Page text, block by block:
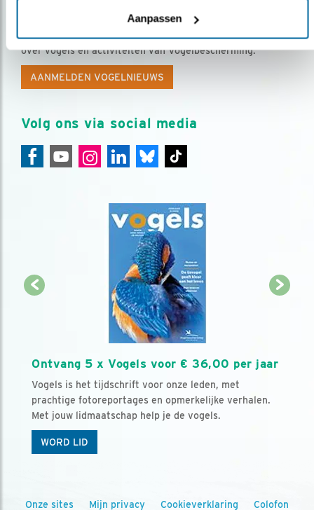
Aanpassen
Op de hoogte blijven?
Meld je aan en ontvang nieuws, inspiratie, acties en tips
over vogels en activiteiten van Vogelbescherming.
AANMELDEN VOGELNIEUWS
Volg ons via social media
Ontvang 5 x Vogels voor € 36,00 per jaar
Vogels is het tijdschrift voor onze leden, met
prachtige fotoreportages en opmerkelijke verhalen.
Met jouw lidmaatschap help je de vogels.
WORD LID
Onze sites Mijn privacy Cookieverklaring Colofon